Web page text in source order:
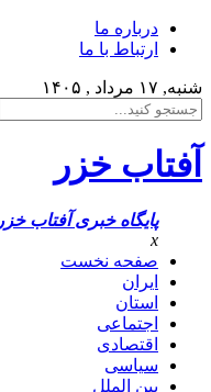
درباره ما
ارتباط با ما
شنبه, ۱۷ مرداد , ۱۴۰۵
آفتاب خزر
پایگاه خبری آفتاب خزر
x
صفحه نخست
ایران
استان
اجتماعی
اقتصادی
سیاسی
بین الملل